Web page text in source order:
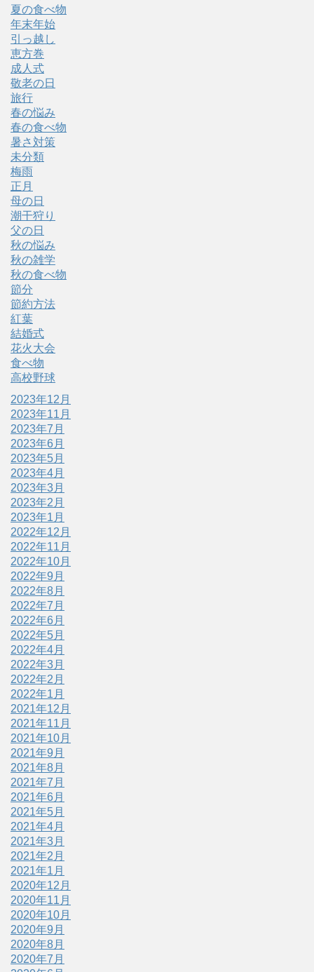
夏の食べ物
年末年始
引っ越し
恵方巻
成人式
敬老の日
旅行
春の悩み
春の食べ物
暑さ対策
未分類
梅雨
正月
母の日
潮干狩り
父の日
秋の悩み
秋の雑学
秋の食べ物
節分
節約方法
紅葉
結婚式
花火大会
食べ物
高校野球
2023年12月
2023年11月
2023年7月
2023年6月
2023年5月
2023年4月
2023年3月
2023年2月
2023年1月
2022年12月
2022年11月
2022年10月
2022年9月
2022年8月
2022年7月
2022年6月
2022年5月
2022年4月
2022年3月
2022年2月
2022年1月
2021年12月
2021年11月
2021年10月
2021年9月
2021年8月
2021年7月
2021年6月
2021年5月
2021年4月
2021年3月
2021年2月
2021年1月
2020年12月
2020年11月
2020年10月
2020年9月
2020年8月
2020年7月